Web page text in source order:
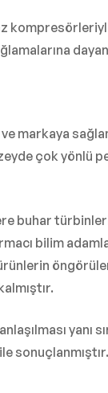
markaya
çok yönlü
buhar
bilim